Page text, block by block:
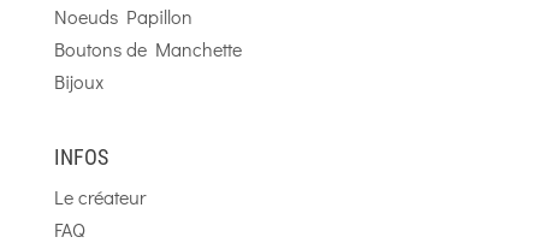
Noeuds Papillon
Boutons de Manchette
Bijoux
INFOS
Le créateur
FAQ